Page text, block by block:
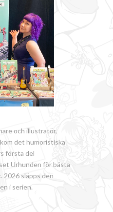
och illustratör,
det humoristiska
första del
Urhunden för bästa
2026 släpps den
i serien.